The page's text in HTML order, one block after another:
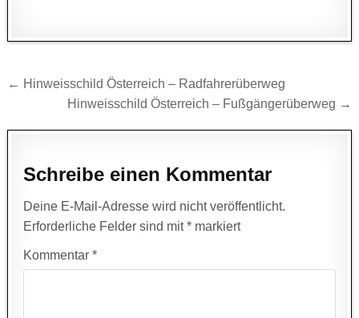
Beitragsnavigation
← Hinweisschild Österreich – Radfahrerüberweg
Hinweisschild Österreich – Fußgängerüberweg →
Schreibe einen Kommentar
Deine E-Mail-Adresse wird nicht veröffentlicht.
Erforderliche Felder sind mit* markiert
Kommentar*